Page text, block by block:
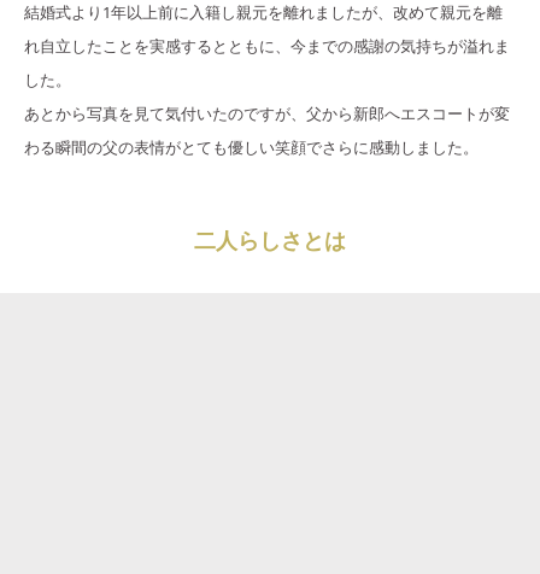
結婚式より1年以上前に入籍し親元を離れましたが、改めて親元を離
れ自立したことを実感するとともに、今までの感謝の気持ちが溢れま
した。
あとから写真を見て気付いたのですが、父から新郎へエスコートが変
わる瞬間の父の表情がとても優しい笑顔でさらに感動しました。
二人らしさとは